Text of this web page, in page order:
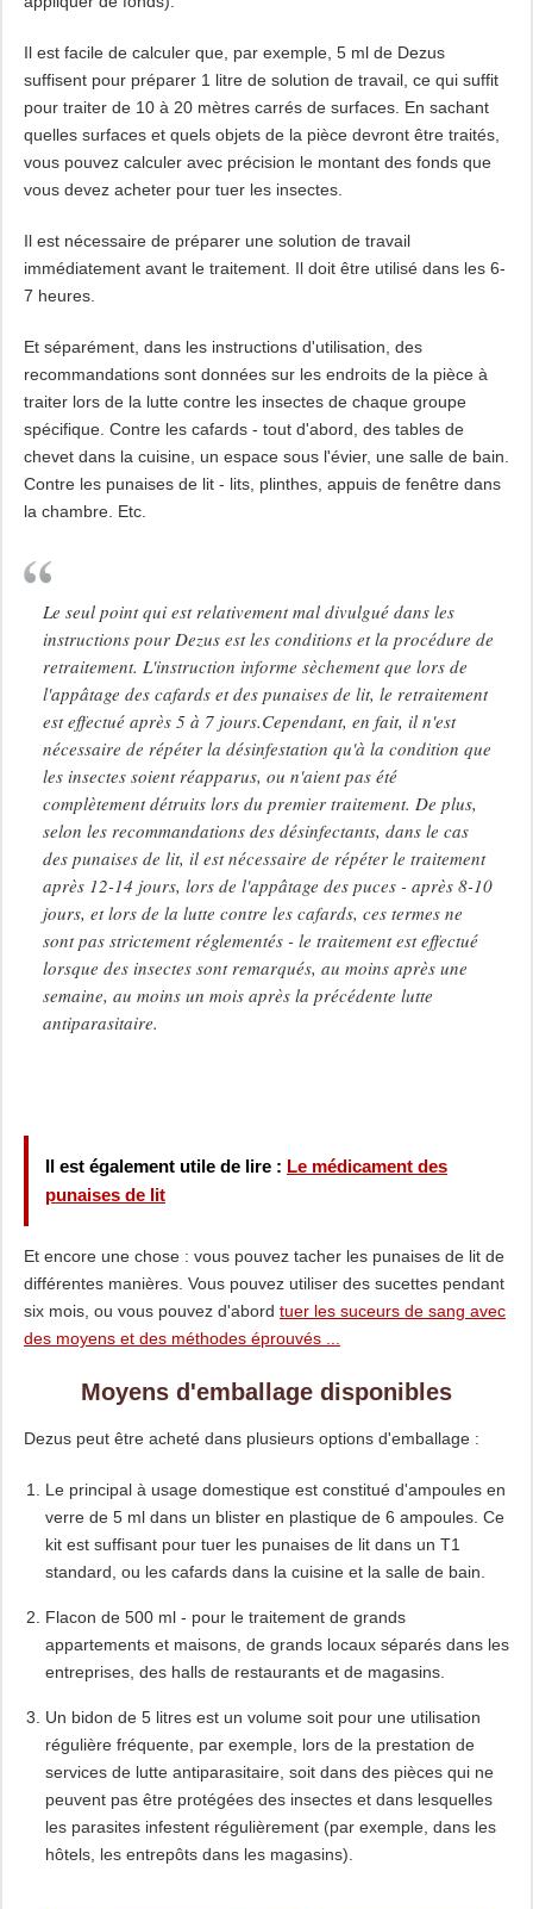
Il est facile de calculer que, par exemple, 5 ml de Dezus
suffisent pour préparer 1 litre de solution de travail, ce qui suffit
pour traiter de 10 à 20 mètres carrés de surfaces. En sachant
quelles surfaces et quels objets de la pièce devront être traités,
vous pouvez calculer avec précision le montant des fonds que
vous devez acheter pour tuer les insectes.
Il est nécessaire de préparer une solution de travail
immédiatement avant le traitement. Il doit être utilisé dans les 6-
7 heures.
Et séparément, dans les instructions d'utilisation, des
recommandations sont données sur les endroits de la pièce à
traiter lors de la lutte contre les insectes de chaque groupe
spécifique. Contre les cafards - tout d'abord, des tables de
chevet dans la cuisine, un espace sous l'évier, une salle de bain.
Contre les punaises de lit - lits, plinthes, appuis de fenêtre dans
la chambre. Etc.
Le seul point qui est relativement mal divulgué dans les
instructions pour Dezus est les conditions et la procédure de
retraitement. L'instruction informe sèchement que lors de
l'appâtage des cafards et des punaises de lit, le retraitement
est effectué après 5 à 7 jours.Cependant, en fait, il n'est
nécessaire de répéter la désinfestation qu'à la condition que
les insectes soient réapparus, ou n'aient pas été
complètement détruits lors du premier traitement. De plus,
selon les recommandations des désinfectants, dans le cas
des punaises de lit, il est nécessaire de répéter le traitement
après 12-14 jours, lors de l'appâtage des puces - après 8-10
jours, et lors de la lutte contre les cafards, ces termes ne
sont pas strictement réglementés - le traitement est effectué
lorsque des insectes sont remarqués, au moins après une
semaine, au moins un mois après la précédente lutte
antiparasitaire.
Il est également utile de lire : Le médicament des
punaises de lit
Et encore une chose : vous pouvez tacher les punaises de lit de
différentes manières. Vous pouvez utiliser des sucettes pendant
six mois, ou vous pouvez d'abord tuer les suceurs de sang avec
des moyens et des méthodes éprouvés ...
Moyens d'emballage disponibles
Dezus peut être acheté dans plusieurs options d'emballage :
Le principal à usage domestique est constitué d'ampoules en
verre de 5 ml dans un blister en plastique de 6 ampoules. Ce
kit est suffisant pour tuer les punaises de lit dans un T1
standard, ou les cafards dans la cuisine et la salle de bain.
Flacon de 500 ml - pour le traitement de grands
appartements et maisons, de grands locaux séparés dans les
entreprises, des halls de restaurants et de magasins.
Un bidon de 5 litres est un volume soit pour une utilisation
régulière fréquente, par exemple, lors de la prestation de
services de lutte antiparasitaire, soit dans des pièces qui ne
peuvent pas être protégées des insectes et dans lesquelles
les parasites infestent régulièrement (par exemple, dans les
hôtels, les entrepôts dans les magasins).